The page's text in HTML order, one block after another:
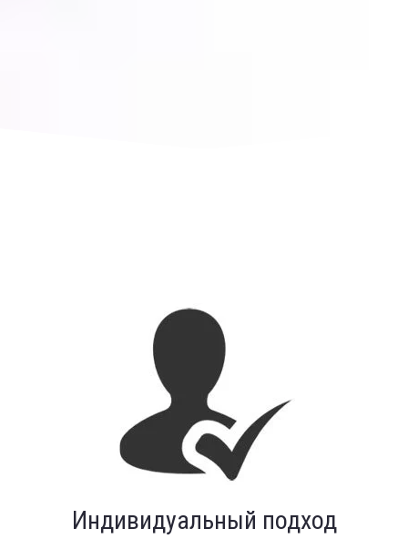
Индивидуальный подход